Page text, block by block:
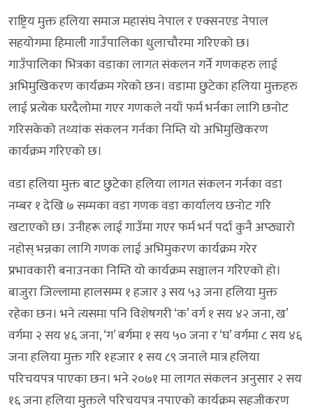
राष्ट्रिय मुक्त हलिया समाज महासंघ नेपाल र एक्सनएड नेपाल
सहयोगमा हिमाली गाउँपालिका धुलाचौरमा गरिएको छ।
गाउँपालिका भित्रका वडाका लागत संकलन गर्ने गणकहरु लाई
अभिमुखिकरण कार्यक्रम गरेको छन। वडामा छुटेका हलिया मुक्तहरु
लाई प्रत्येक घरदैलोमा गएर गणकले नयाँ फर्म भर्नका लागि छनोट
गरिसकेको तथ्यांक संकलन गर्नका निम्ति यो अभिमुखिकरण
कार्यक्रम गरिएको छ।
वडा हलिया मुक्त बाट छुटेका हलिया लागत संकलन गर्नका वडा
नम्बर १ देखि ७ सम्मका वडा गणक वडा कार्यालय छनोट गरि
खटाएको छ। उनीहरू लाई गाउँमा गएर फर्म भर्न पर्दा कुनै अप्ठ्यारो
नहोस् भन्नका लागि गणक लाई अभिमुकरण कार्यक्रम गरेर
प्रभावकारी बनाउनका निम्ति यो कार्यक्रम सञ्चालन गरिएको हो।
बाजुरा जिल्लामा हालसम्म १ हजार ३ सय ५३ जना हलिया मुक्त
रहेका छन। भने त्यसमा पनि विशेषगरी ‘क’ वर्ग १ सय ४२ जना, ख’
वर्गमा २ सय ४६ जना, ‘ग’ बर्गमा १ सय ५० जना र ‘घ’ वर्गमा ८ सय ४६
जना हलिया मुक्त गरि १हजार १ सय ८९ जनाले मात्र हलिया
परिचयपत्र पाएका छन। भने २०७१ मा लागत संकलन अनुसार २ सय
१६ जना हलिया मुक्तले परिचयपत्र नपाएको कार्यक्रम सहजीकरण